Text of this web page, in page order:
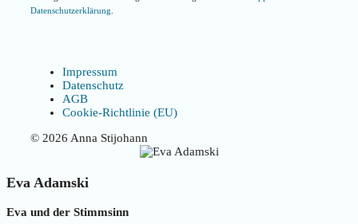
Datenschutzerklärung
Impressum
Datenschutz
AGB
Cookie-Richtlinie (EU)
© 2026 Anna Stijohann
Eva Adamski
Eva und der Stimmsinn